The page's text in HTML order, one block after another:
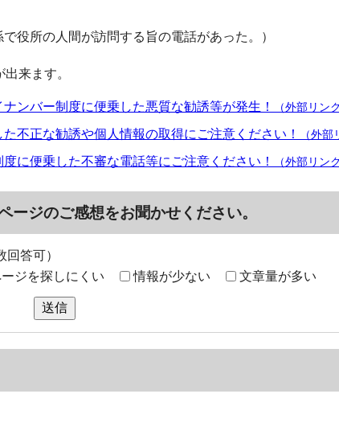
役所の人間が訪問する旨の電話があった。）
来ます。
ンバー制度に便乗した悪質な勧誘等が発生！ （外部リンク
不正な勧誘や個人情報の取得にご注意ください！ （外部
に便乗した不審な電話等にご注意ください！ （外部リンク
ージのご感想をお聞かせください。
答可）
ジを探しにくい 情報が少ない 文章量が多い
送信